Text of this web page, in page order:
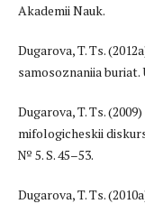
Akademii Nauk.
Dugarova, T. Ts.
samosoznaniia
Dugarova, T. Ts.
mifologicheskii
№ 5. S. 45–53.
Dugarova, T. Ts.